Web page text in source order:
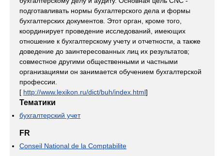
подготавливать нормы бухгалтерского дела и формы
бухгалтерских документов. Этот орган, кроме того,
координирует проведение исследований, имеющих
отношение к бухгалтерскому учету и отчетности, а также
доведение до заинтересованных лиц их результатов;
совместное другими общественными и частными
организациями он занимается обучением бухгалтерской
профессии.
[ http://www.lexikon.ru/dict/buh/index.html]
Тематики
бухгалтерский учет
FR
Conseil National de la Comptabilite